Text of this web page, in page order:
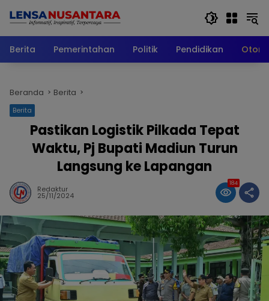
Berita
Pemerintahan Politik Pendidikan
Beranda Berita
Berita
Pastikan Logistik Pilkada Tepat
Waktu, Pj Bupati Madiun Turun
Langsung ke Lapangan
Redaktur
25/11/2024
184